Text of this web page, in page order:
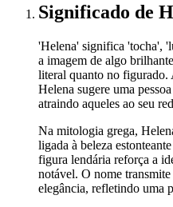
Significado de
'Helena' significa 'tocha',
a imagem de algo
literal quanto no figurado.
Helena sugere uma
atraindo aqueles ao seu
Na mitologia grega,
ligada à beleza
figura lendária reforça a
notável. O nome transmite
elegância, refletindo uma